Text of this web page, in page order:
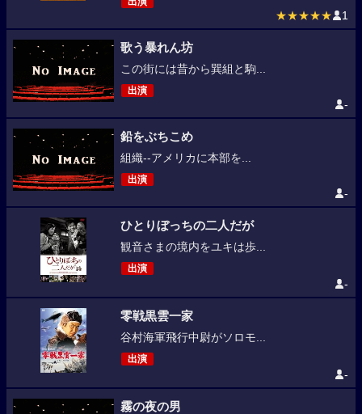
★★★★★ 1
歌う暴れん坊
この街には昔から巽組と駒...
出演
-
鉛をぶちこめ
組織--アメリカに本部を...
出演
-
ひとりぼっちの二人だが
観音さまの境内をユキは歩...
出演
-
零戦黒雲一家
谷村海軍飛行中尉がソロモ...
出演
-
霧の夜の男